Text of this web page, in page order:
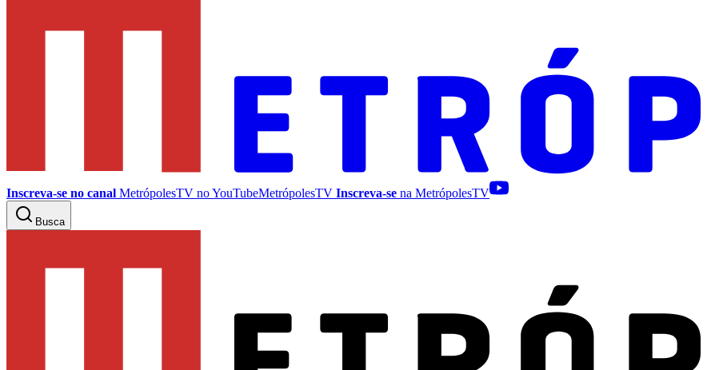
Inscreva-se no canal MetrópolesTV noYouTubeMetrópolesTV Inscreva-se na MetrópolesTV
Busca